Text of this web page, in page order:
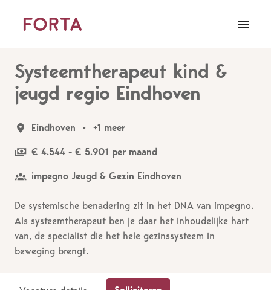
Homepagina
Systeemtherapeut kind &
jeugd regio Eindhoven
Eindhoven • +1 meer
€ 4.544 - € 5.901 per maand
impegno Jeugd & Gezin Eindhoven
De systemische benadering zit in het DNA van impegno.
Als systeemtherapeut ben je daar het inhoudelijke hart
van, de specialist die het hele gezinssysteem in
beweging brengt.